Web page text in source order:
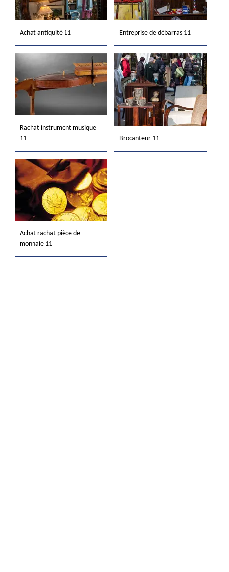
Achat antiquité 11 Entreprise de débarras 11
Rachat instrument musique
11
Brocanteur 11
Achat rachat pièce de
monnaie 11